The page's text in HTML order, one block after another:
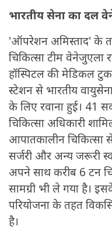
भारतीय सेना का दल
'ऑपरेशन अमिस्ताद' के
चिकित्सा टीम वेनेजुएला
हॉस्पिटल की मेडिकल
स्टेशन से भारतीय
के लिए रवाना हुई। 41
चिकित्सा अधिकारी
आपातकालीन चिकित्सा
सर्जरी और अन्य जरूरी
अपने साथ करीब 6 टन
सामग्री भी ले गया है।
परियोजना के तहत
है।